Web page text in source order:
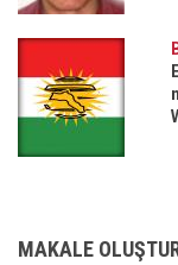
MAKALE